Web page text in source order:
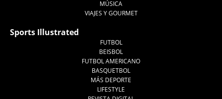
MÚSICA
VIAJES Y GOURMET
Sports Illustrated
FUTBOL
BEISBOL
FUTBOL AMERICANO
BASQUETBOL
MÁS DEPORTE
LIFESTYLE